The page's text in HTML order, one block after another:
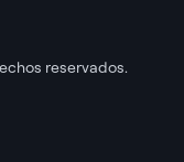
reservados.